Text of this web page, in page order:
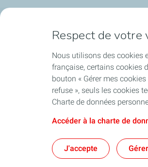
La bioraffinerie
Contact & Informations pratiques
Respect de votre
Nous utilisons des cookies
française, certains cookies
bouton « Gérer mes
refuse », seuls les cookies
Charte de données
Accéder à la charte de
J'accepte